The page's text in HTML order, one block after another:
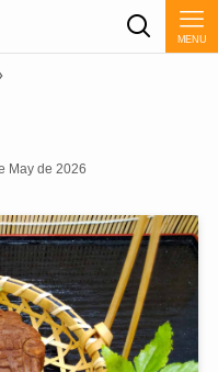
MENU
May de 2026